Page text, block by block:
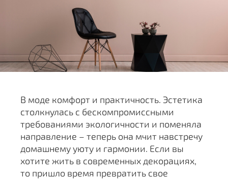
В моде комфорт и практичность. Эстетика
столкнулась с бескомпромиссными
требованиями экологичности и поменяла
направление – теперь она мчит навстречу
домашнему уюту и гармонии. Если вы
хотите жить в современных декорациях,
то пришло время превратить свое